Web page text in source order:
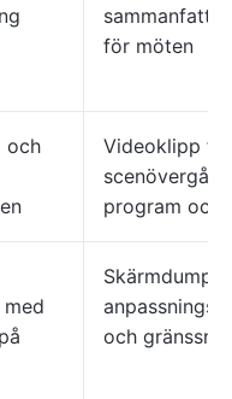
för möten
och
Videoklipp
program och
och